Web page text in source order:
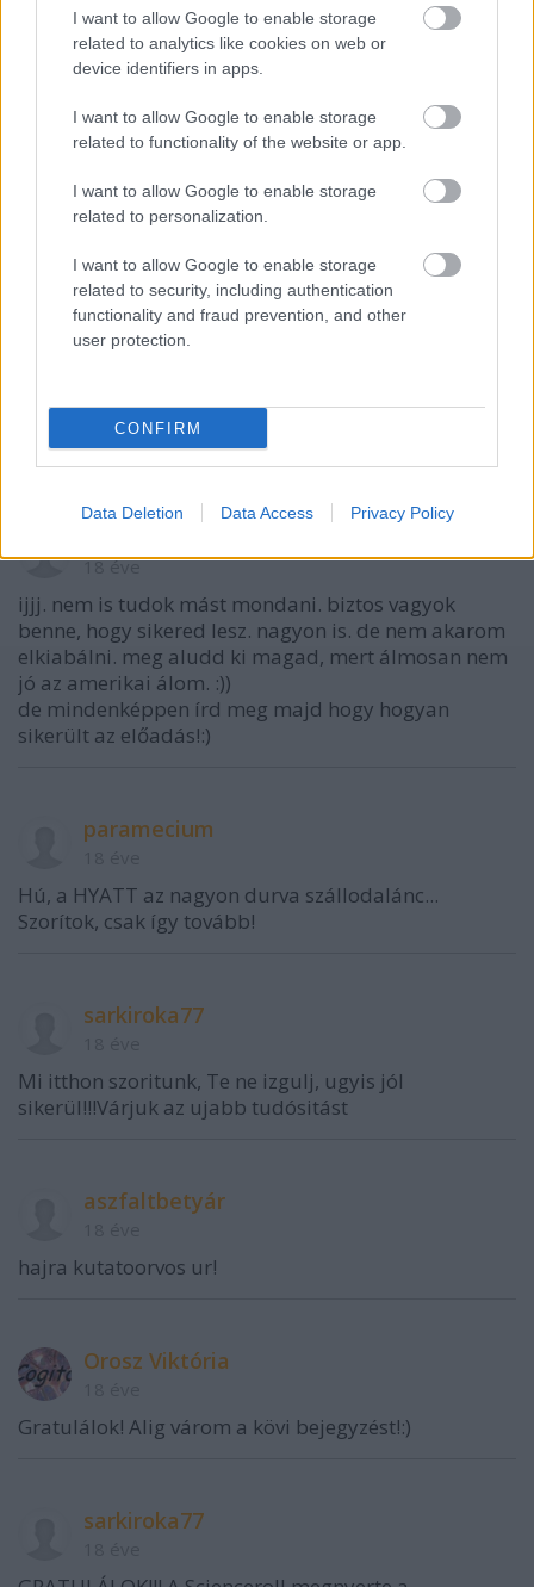
I want to allow Google to enable storage
related to analytics like cookies on web or
device identifiers in apps.
I want to allow Google to enable storage
related to functionality of the website or app.
I want to allow Google to enable storage
related to personalization.
I want to allow Google to enable storage
related to security, including authentication
functionality and fraud prevention, and other
user protection.
CONFIRM
Data Deletion Data Access Privacy Policy
Szólj hozzá!
A hozzászóláshoz be kell lépned!
18 éve
ijjj. nem is tudok mást mondani. biztos vagyok
benne, hogy sikered lesz. nagyon is. de nem akarom
elkiabálni. meg aludd ki magad, mert álmosan nem
jó az amerikai álom. :))
de mindenképpen írd meg majd hogy hogyan
sikerült az előadás!:)
paramecium
Hú, a HYATT az nagyon durva szállodalánc...
Szorítok, csak így tovább!
sarkiroka77
Mi itthon szoritunk, Te ne izgulj, ugyis jól
sikerül!!!Várjuk az ujabb tudósitást
aszfaltbetyár
hajra kutatoorvos ur!
Orosz Viktória
Gratulálok! Alig várom a kövi bejegyzést!:)
sarkiroka77